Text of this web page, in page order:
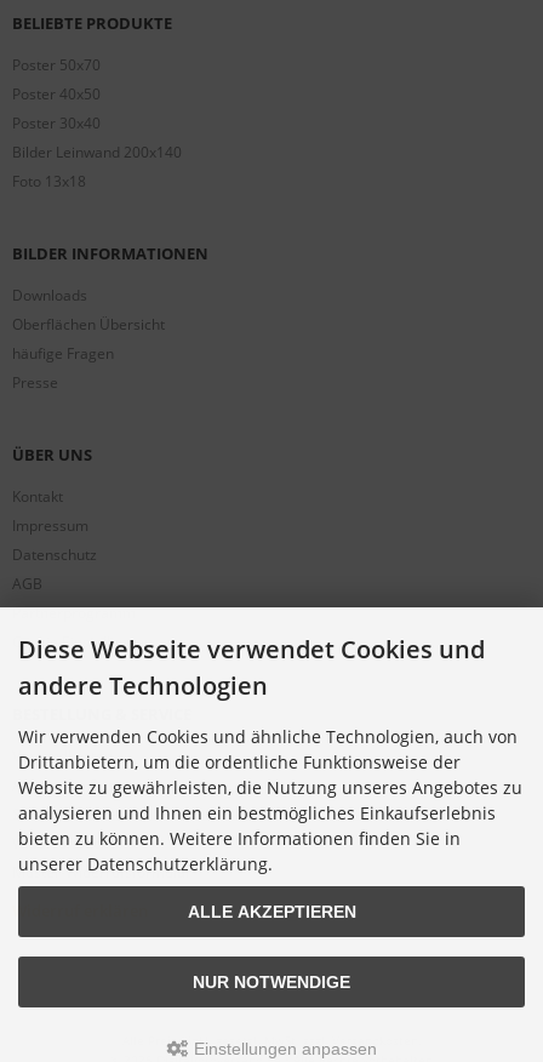
BELIEBTE PRODUKTE
Poster 50x70
Poster 40x50
Poster 30x40
Bilder Leinwand 200x140
Foto 13x18
BILDER INFORMATIONEN
Downloads
Oberflächen Übersicht
häufige Fragen
Presse
ÜBER UNS
Kontakt
Impressum
Datenschutz
AGB
Partnerprogramm
Cookie Einstellungen
Versandkosten
Alternative Bestellwege
Sicher Einkaufen
Widerrufsrecht
Muster-Widerrufsformular
Alle Preise inkl. gesetzl. MwSt. zzgl.
Diese Webseite verwendet Cookies und
andere Technologien
Wir verwenden Cookies und ähnliche Technologien, auch von
Drittanbietern, um die ordentliche Funktionsweise der
Website zu gewährleisten, die Nutzung unseres Angebotes zu
analysieren und Ihnen ein bestmögliches Einkaufserlebnis
bieten zu können. Weitere Informationen finden Sie in
unserer Datenschutzerklärung.
ALLE AKZEPTIEREN
NUR NOTWENDIGE
Einstellungen anpassen